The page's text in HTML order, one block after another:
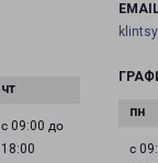
с 09:00 до
18:00
с